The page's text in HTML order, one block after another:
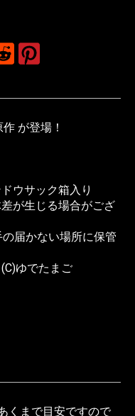
が登場！
ウサック箱入り
が生じる場合がござ
の届かない場所に保管
ゆでたまご
くまで目安ですので